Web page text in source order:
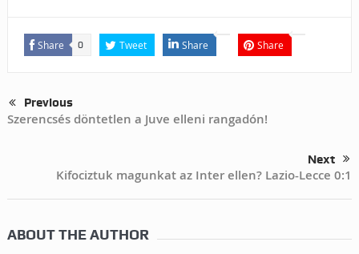
Share 0 Tweet Share Share
Previous
Szerencsés döntetlen a Juve elleni rangadón!
Next
Kifociztuk magunkat az Inter ellen? Lazio-Lecce 0:1
ABOUT THE AUTHOR